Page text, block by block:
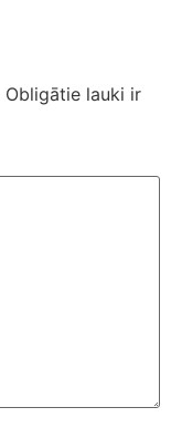
Obligātie lauki ir